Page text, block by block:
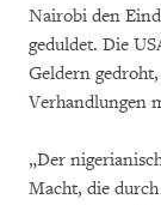
Nairobi den
geduldet. Die
Geldern
Verhandlungen
„Der
Macht, die